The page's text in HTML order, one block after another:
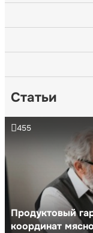
Статьи
Продуктовый
координат
455